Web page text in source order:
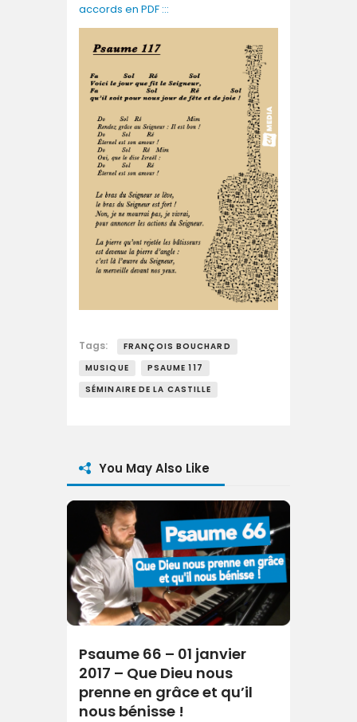
accords en PDF :::
Tags:
FRANÇOIS BOUCHARD
MUSIQUE
PSAUME 117
SÉMINAIRE DE LA CASTILLE
You May Also Like
Psaume 66 – 01 janvier
2017 – Que Dieu nous
prenne en grâce et qu’il
nous bénisse !